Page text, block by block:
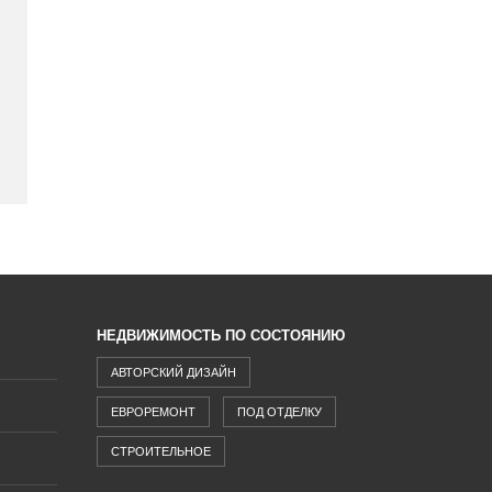
НЕДВИЖИМОСТЬ ПО СОСТОЯНИЮ
АВТОРСКИЙ ДИЗАЙН
ЕВРОРЕМОНТ ПОД ОТДЕЛКУ
СТРОИТЕЛЬНОЕ